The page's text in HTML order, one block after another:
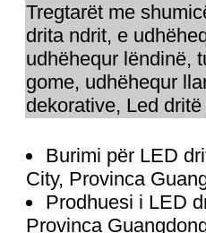
Tregtarët me
drita ndrit, e
udhëhequr lëndinë,
gome, udhëhequr
dekorative, Led
Burimi për LED
City, Provinca
Prodhuesi i LED
Provinca